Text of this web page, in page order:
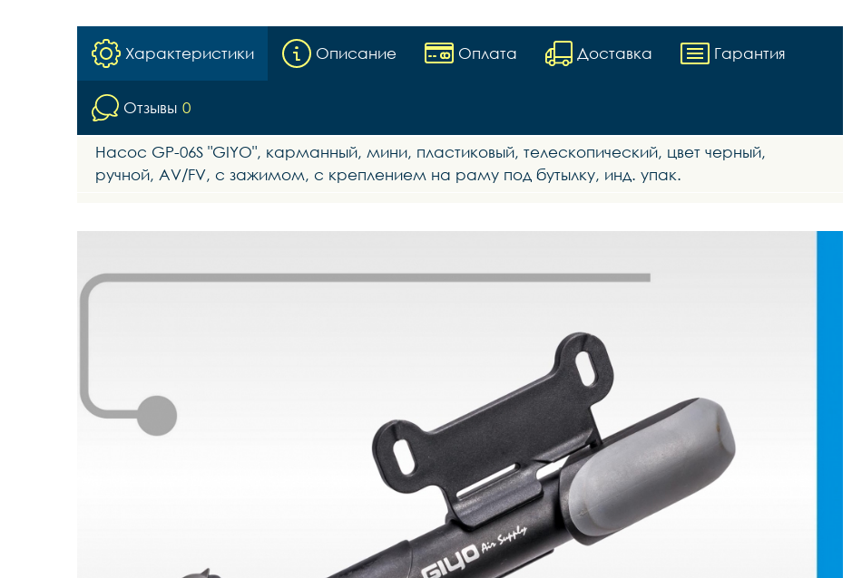
Характеристики Описание Оплата Доставка Гарантия
Отзывы 0
Насос GР-06S "GIYO", карманный, мини, пластиковый, телескопический, цвет черный,
ручной, AV/FV, с зажимом, с креплением на раму под бутылку, инд. упак.